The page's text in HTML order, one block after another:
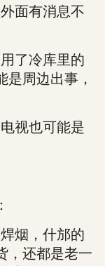
面有消息不
了冷库里的
周边出事，
视也可能是
烟，什邡的
，还都是老一